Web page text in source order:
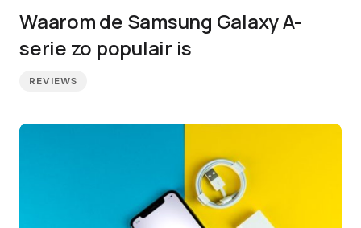
Waarom de Samsung Galaxy A-
serie zo populair is
REVIEWS